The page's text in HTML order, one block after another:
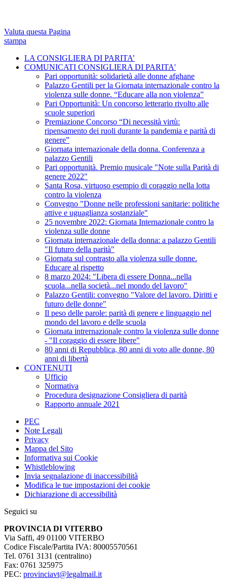
Valuta questa Pagina
stampa
LA CONSIGLIERA DI PARITA’
COMUNICATI CONSIGLIERA DI PARITA'
Pari opportunità: solidarietà alle donne afghane
Palazzo Gentili per la Giornata internazionale contro la
violenza sulle donne. “Educare alla non violenza”
Pari Opportunità: Un concorso letterario rivolto alle
scuole superiori
Premiazione Concorso “Di necessità virtù:
ripensamento dei ruoli durante la pandemia e parità di
genere”
Giornata internazionale della donna. Conferenza a
palazzo Gentili
Pari opportunità. Premio musicale "Note sulla Parità di
genere 2022"
Santa Rosa, virtuoso esempio di coraggio nella lotta
contro la violenza
Convegno "Donne nelle professioni sanitarie: politiche
attive e uguaglianza sostanziale"
25 novembre 2022: Giornata Internazionale contro la
violenza sulle donne
Giornata internazionale della donna: a palazzo Gentili
"Il futuro della parità"
Giornata sul contrasto alla violenza sulle donne.
Educare al rispetto
8 marzo 2024: "Libera di essere Donna...nella
scuola...nella società...nel mondo del lavoro"
Palazzo Gentili: convegno "Valore del lavoro. Diritti e
futuro delle donne"
Il peso delle parole: parità di genere e linguaggio nel
mondo del lavoro e delle scuola
Giornata intrernazionale contro la violenza sulle donne
- "Il coraggio di essere libere"
80 anni di Repubblica, 80 anni di voto alle donne, 80
anni di libertà
CONTENUTI
Ufficio
Normativa
Procedura designazione Consigliera di parità
Rapporto annuale 2021
PEC
Note Legali
Privacy
Mappa del Sito
Informativa sui Cookie
Whistleblowing
Invia segnalazione di inaccessibilità
Modifica le tue impostazioni dei cookie
Dichiarazione di accessibilità
Seguici su
PROVINCIA DI VITERBO
Via Saffi, 49 01100 VITERBO
Codice Fiscale/Partita IVA: 80005570561
Tel. 0761 3131 (centralino)
Fax: 0761 325975
PEC: provinciavt@legalmail.it